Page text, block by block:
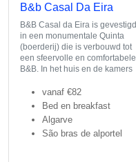
B&b Casal Da Eira
B&B Casal da Eira is gevestigd
in een monumentale Quinta
(boerderij) die is verbouwd tot
een sfeervolle en comfortabele
B&B. In het huis en de kamers
vanaf €82
Bed en breakfast
Algarve
São bras de alportel